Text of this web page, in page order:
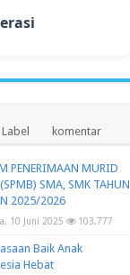
Label komentar
PENERIMAAN MURID
SMA, SMK TAHUN
2025/2026
10 Juni 2025 103,777
Baik Anak
Hebat